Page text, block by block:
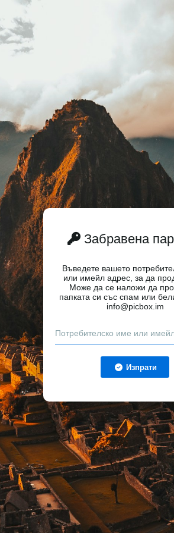
Забравена
Въведете вашето
или имейл адрес, за да
Може да се наложи да
папката си със спам или
info@picbox.im
Изпрати